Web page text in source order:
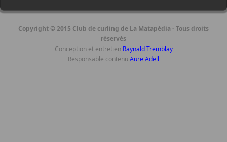
Copyright © 2015 Club de curling de La Matapédia - Tous droits
réservés
Conception et entretien Raynald Tremblay
Responsable contenu Aure Adell